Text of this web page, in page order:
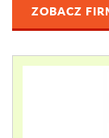
ZOBACZ